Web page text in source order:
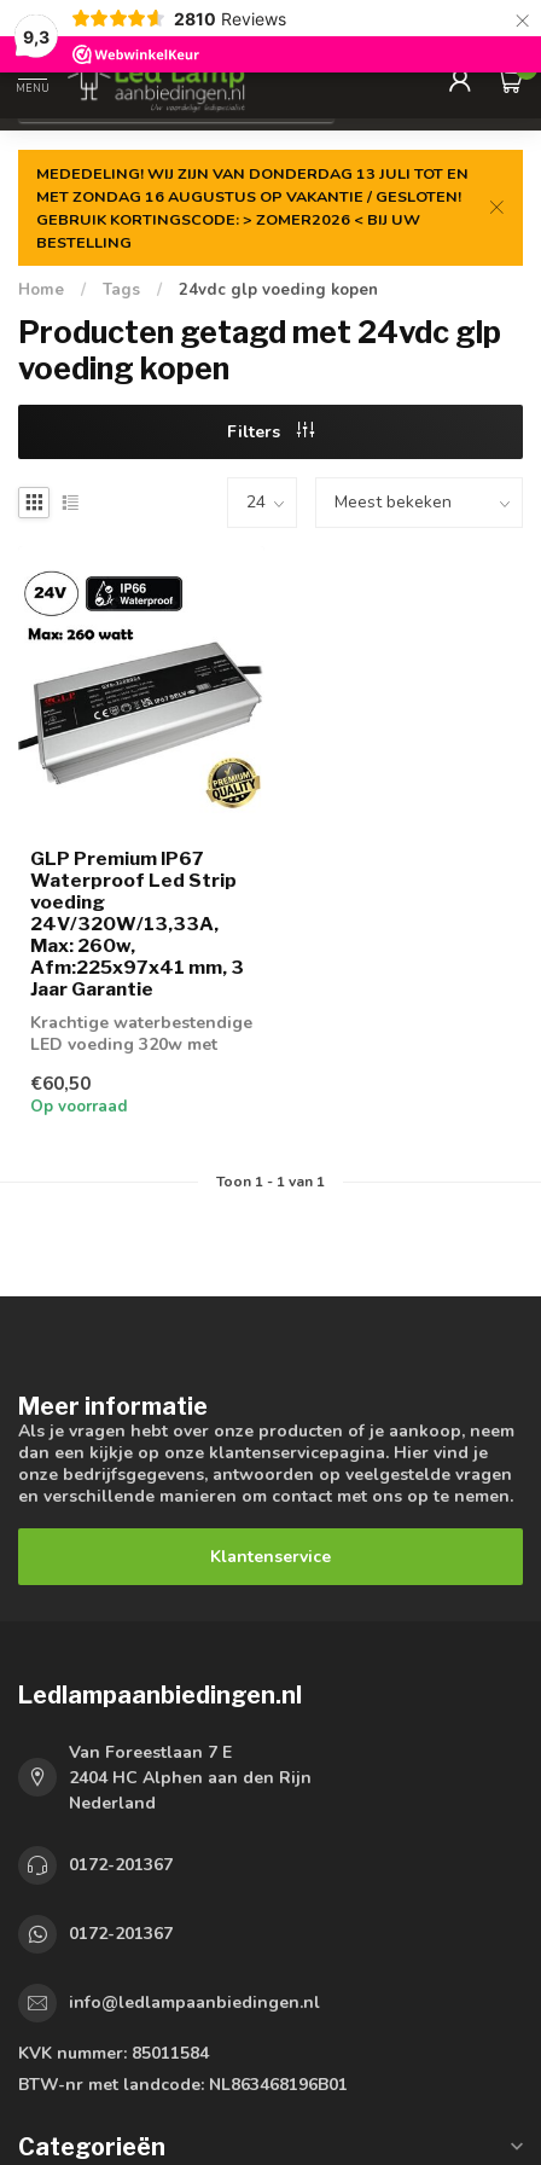
9,3
2810 Reviews ×
Gegarandeerde delaagste prijs
MENU
0
MEDEDELING! WIJ ZIJN VAN DONDERDAG 13 JULI TOT EN
MET ZONDAG 16 AUGUSTUS OP VAKANTIE / GESLOTEN!
GEBRUIK KORTINGSCODE: > ZOMER2026 < BIJ UW
BESTELLING
Home / Tags / 24vdc glp voeding kopen
Producten getagd met 24vdc glp
voeding kopen
Filters
GLP Premium IP67
Waterproof Led Strip
voeding
24V/320W/13,33A,
Max: 260w,
Afm:225x97x41 mm, 3
Jaar Garantie
Krachtige waterbestendige
LED voeding 320w met
€60,50
Op voorraad
Toon 1- 1van 1
Meer informatie
Als je vragen hebt over onze producten of je aankoop, neem
dan een kijkje op onze klantenservicepagina. Hier vind je
onze bedrijfsgegevens, antwoorden op veelgestelde vragen
en verschillende manieren om contact met ons op te nemen.
Klantenservice
Ledlampaanbiedingen.nl
Van Foreestlaan 7 E
2404 HC Alphen aan den Rijn
Nederland
0172-201367
0172-201367
info@ledlampaanbiedingen.nl
KVK nummer: 85011584
BTW-nr met landcode: NL863468196B01
Categorieën